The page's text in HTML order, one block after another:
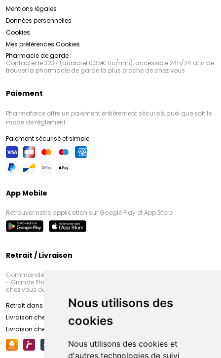
Nous utilisons des
cookies
Nous utilisons des cookies et
d'autres technologies de suivi
Mentions légales
Données personnelles
Cookies
Mes préférences Cookies
Pharmacie de garde :
Contacter le 3237 (audiotel 0,35€ ttc/min), accessible 24h/24 afin de
trouver la pharmacie de garde la plus proche de chez vous
Paiement
Pharmaforce offre un paiement entièrement sécurisé, quel que soit le
mode de règlement
Paiement sécurisé et simple
App Mobile
Retrouver notre application sur Google Play et App Store
Retrait / Livraison
Commandez en ligne et venez chercher votre commande à Amiens
- Grande Pharmacie d’Amiens (Fachon) ou recevez-là rapidement
chez vous ou en point retrait
Retrait dans la pharmacie d’Amiens
Livraison chez vous
Livraison chez votre commerçant